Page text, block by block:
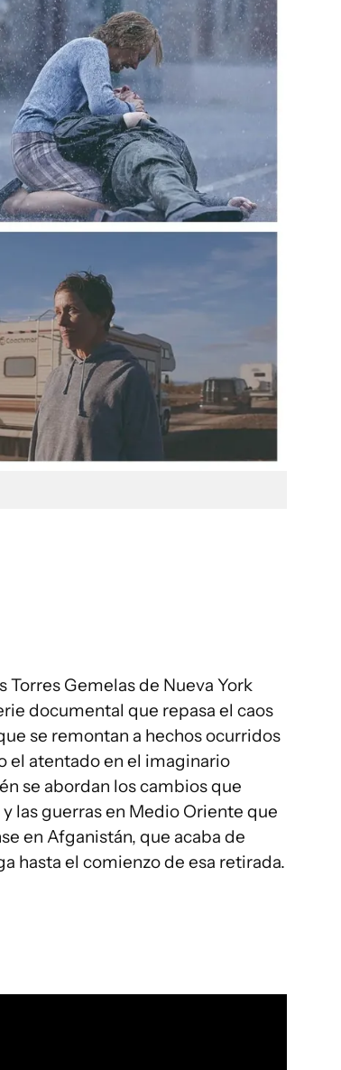
Torres Gemelas de Nueva York
documental que repasa el caos
se remontan a hechos ocurridos
el atentado en el imaginario
se abordan los cambios que
las guerras en Medio Oriente que
en Afganistán, que acaba de
hasta el comienzo de esa retirada.